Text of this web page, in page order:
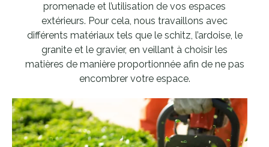
promenade et l’utilisation de vos espaces
extérieurs. Pour cela, nous travaillons avec
différents matériaux tels que le schitz, l’ardoise, le
granite et le gravier, en veillant à choisir les
matières de manière proportionnée afin de ne pas
encombrer votre espace.